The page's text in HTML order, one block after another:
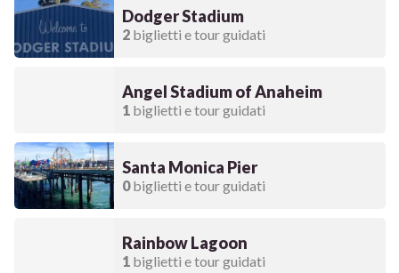
Dodger Stadium
2biglietti e tour guidati
Angel Stadium of Anaheim
1 biglietti e tour guidati
Santa Monica Pier
0biglietti e tour guidati
Rainbow Lagoon
1 biglietti e tour guidati